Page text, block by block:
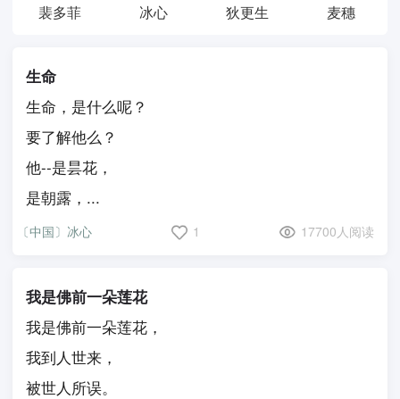
裴多菲 冰心 狄更生 麦穗
生命
生命，是什么呢？
要了解他么？
他--是昙花，
是朝露，...
〔中国〕冰心 1 17700人阅读
我是佛前一朵莲花
我是佛前一朵莲花，
我到人世来，
被世人所误。